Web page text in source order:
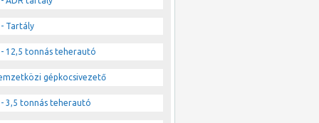
- Tartály
- 12,5 tonnás teherautó
gépkocsivezető
- 3,5 tonnás teherautó